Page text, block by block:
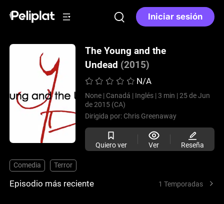
Iniciar sesión
The Young and the
Undead (2015)
N/A
None | Canadá | Inglés | 3 min | 25 de Jun
de 2015 (CA)
Dirigida por: Chris Greenaway
Quiero ver Ver Reseña
Comedia Terror
Episodio más reciente 1 Temporadas